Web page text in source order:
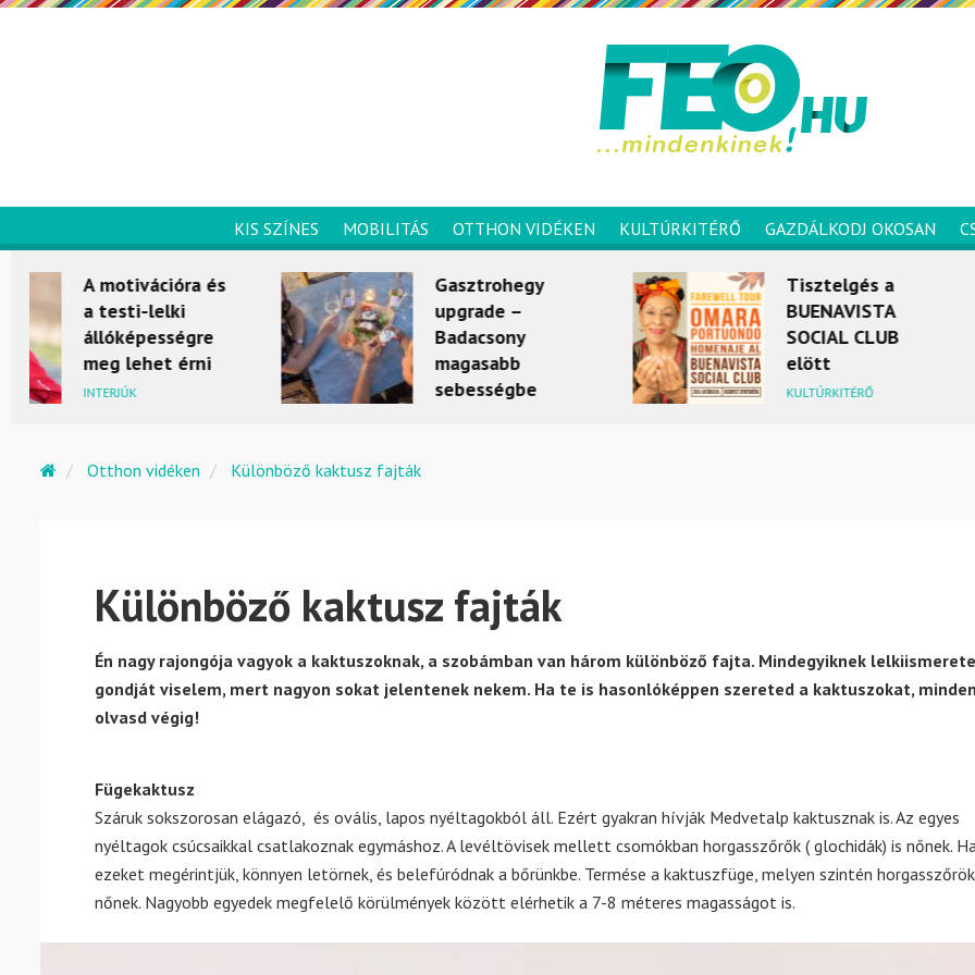
KIS SZÍNES MOBILITÁS OTTHON VIDÉKEN KULTÚRKITÉRŐ GAZDÁLKODJ OKOSAN
Gasztrohegy
upgrade –
Badacsony
magasabb
sebességbe
Tisztelgés a
BUENAVISTA
SOCIAL CLUB
KULTÚRKITÉRŐ
2024
Otthon vidéken Különböző kaktusz fajták
Különböző kaktusz fajták
Én nagy rajongója vagyok a kaktuszoknak, a szobámban van három különböző fajta. Mindegyiknek
gondját viselem, mert nagyon sokat jelentenek nekem. Ha te is hasonlóképpen szereted a kaktuszokat,
olvasd végig!
Fügekaktusz
Száruk sokszorosan elágazó, és ovális, lapos nyéltagokból áll. Ezért gyakran hívják Medvetalp kaktusznak is. Az egyes
nyéltagok csúcsaikkal csatlakoznak egymáshoz. A levéltövisek mellett csomókban horgasszőrők ( glochidák) is nőnek.
ezeket megérintjük, könnyen letörnek, és belefúródnak a bőrünkbe. Termése a kaktuszfüge, melyen szintén horgasszőrök
nőnek. Nagyobb egyedek megfelelő körülmények között elérhetik a 7-8 méteres magasságot is.